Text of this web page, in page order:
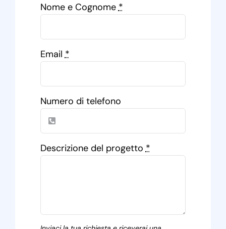
Nome e Cognome*
Email*
Numero di telefono
Descrizione del progetto*